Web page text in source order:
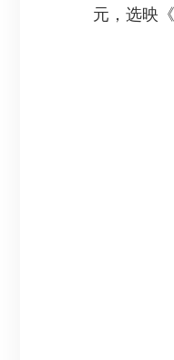
元，选映